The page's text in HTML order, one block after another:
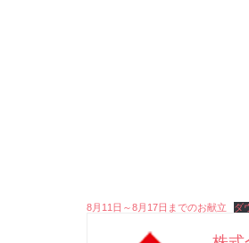
8月11日～8月17日までのお献立 ダ